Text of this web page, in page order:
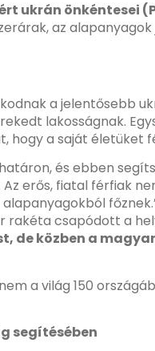
ukrán önkéntesei
az
a jelentősebb
lakosságnak.
hogy a saját életüket
és ebben
erős, fiatal férfiak
csapódott a
közben a
a világ 150
segítésében